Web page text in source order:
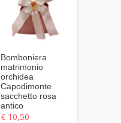
Bomboniera
matrimonio
orchidea
Capodimonte
sacchetto rosa
antico
€ 10,50